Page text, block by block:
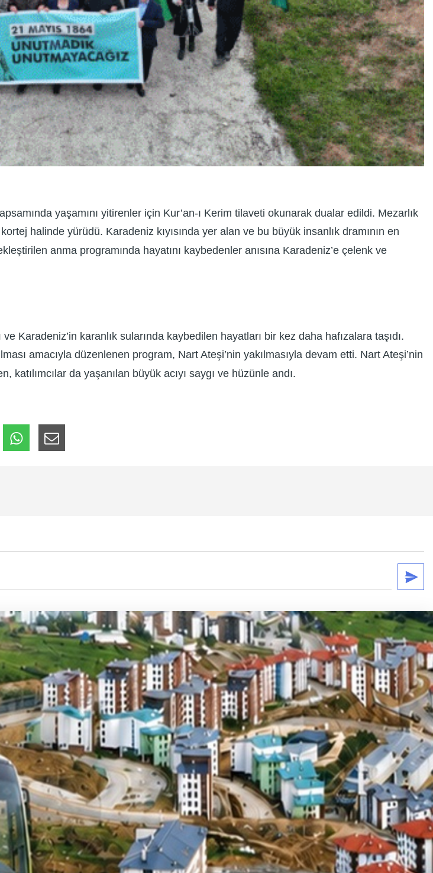
yaşamını yitirenler için Kur’an-ı Kerim tilaveti okunarak dualar edildi. Mezarlık
halinde yürüdü. Karadeniz kıyısında yer alan ve bu büyük insanlık dramının en
anma programında hayatını kaybedenler anısına Karadeniz’e çelenk ve
Karadeniz’in karanlık sularında kaybedilen hayatları bir kez daha hafızalara taşıdı.
amacıyla düzenlenen program, Nart Ateşi’nin yakılmasıyla devam etti. Nart Ateşi’nin
katılımcılar da yaşanılan büyük acıyı saygı ve hüzünle andı.